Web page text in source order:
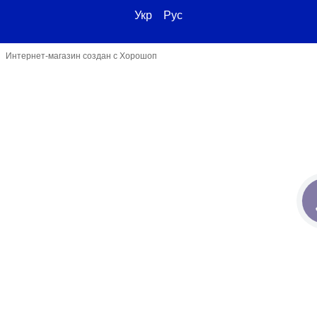
Укр Рус
Интернет-магазин создан с Хорошоп